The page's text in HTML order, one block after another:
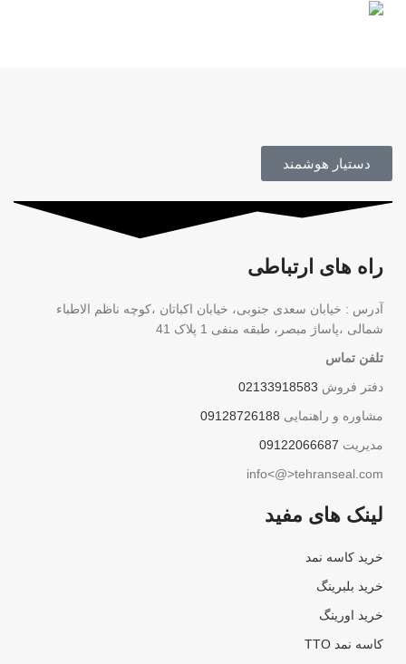
دستیار هوشمند
راه های ارتباطی
آدرس : خیابان سعدی جنوبی، خیابان اکباتان ،کوچه ناظم الاطباء
شمالی ،پاساژ مبصر، طبقه منفی 1 پلاک 41
تلفن تماس
دفتر فروش 02133918583
مشاوره و راهنمایی 09128726188
مدیریت 09122066687
info<@>tehranseal.com
لینک های مفید
خرید کاسه نمد
خرید بلبرینگ
خرید اورینگ
کاسه نمد TTO